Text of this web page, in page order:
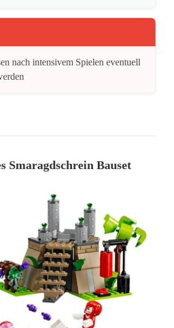
nach intensivem Spielen eventuell
Smaragdschrein Bauset